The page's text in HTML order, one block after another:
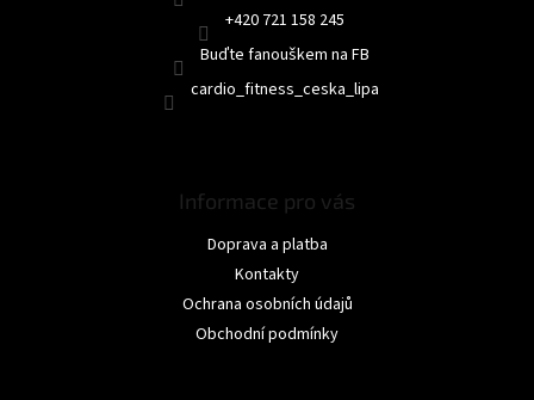
+420 721 158 245
Buďte fanouškem na FB
cardio_fitness_ceska_lipa
Informace pro vás
Doprava a platba
Kontakty
Ochrana osobních údajů
Obchodní podmínky